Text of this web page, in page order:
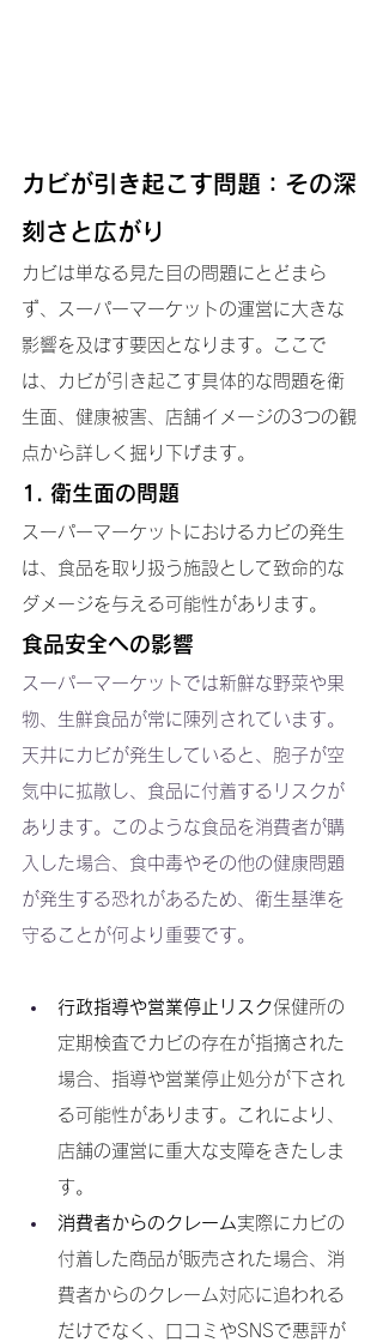
カビが引き起こす問題：その深
刻さと広がり
カビは単なる見た目の問題にとどまら
ず、スーパーマーケットの運営に大きな
影響を及ぼす要因となります。ここで
は、カビが引き起こす具体的な問題を衛
生面、健康被害、店舗イメージの3つの観
点から詳しく掘り下げます。
1. 衛生面の問題
スーパーマーケットにおけるカビの発生
は、食品を取り扱う施設として致命的な
ダメージを与える可能性があります。
食品安全への影響
スーパーマーケットでは新鮮な野菜や果
物、生鮮食品が常に陳列されています。
天井にカビが発生していると、胞子が空
気中に拡散し、食品に付着するリスクが
あります。このような食品を消費者が購
入した場合、食中毒やその他の健康問題
が発生する恐れがあるため、衛生基準を
守ることが何より重要です。
行政指導や営業停止リスク保健所の
定期検査でカビの存在が指摘された
場合、指導や営業停止処分が下され
る可能性があります。これにより、
店舗の運営に重大な支障をきたしま
す。
消費者からのクレーム実際にカビの
付着した商品が販売された場合、消
費者からのクレーム対応に追われる
だけでなく、口コミやSNSで悪評が